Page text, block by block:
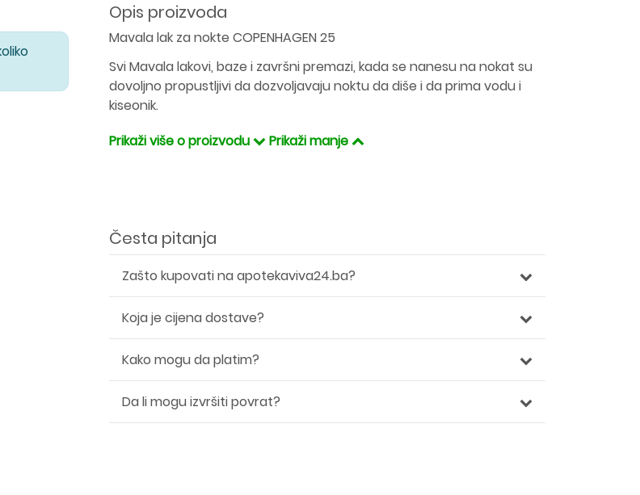
Opis proizvoda
Mavala lak za nokte COPENHAGEN 25
Svi Mavala lakovi, baze i završni premazi, kada se nanesu na nokat su
dovoljno propustljivi da dozvoljavaju noktu da diše i da prima vodu i
kiseonik.
Prikaži više o proizvodu
Prikaži manje
Česta pitanja
Zašto kupovati na apotekaviva24.ba?
Koja je cijena dostave?
Kako mogu da platim?
Da li mogu izvršiti povrat?